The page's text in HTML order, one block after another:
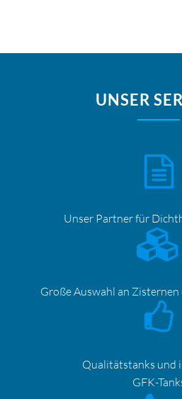
UNSER
Unser Partner für
Große Auswahl an
Qualitätstanks und
GFK-